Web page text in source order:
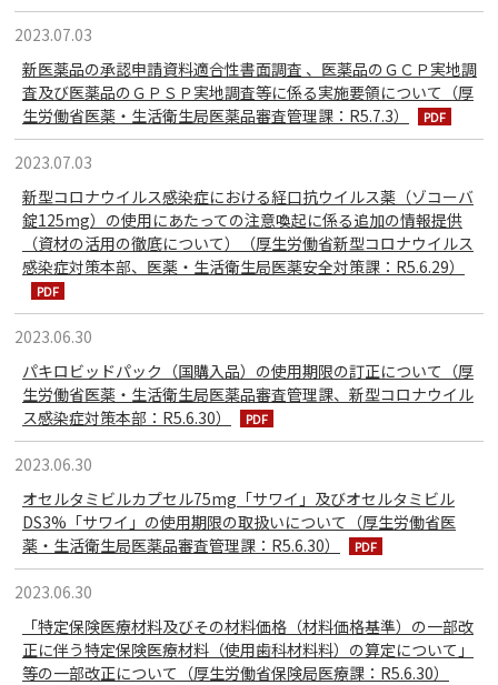
2023.07.03
新医薬品の承認申請資料適合性書面調査 、医薬品のＧＣＰ実地調
査及び医薬品のＧＰＳＰ実地調査等に係る実施要領について（厚
生労働省医薬・生活衛生局医薬品審査管理課：R5.7.3）
2023.07.03
新型コロナウイルス感染症における経口抗ウイルス薬（ゾコーバ
錠125mg）の使用にあたっての注意喚起に係る追加の情報提供
（資材の活用の徹底について）（厚生労働省新型コロナウイルス
感染症対策本部、医薬・生活衛生局医薬安全対策課：R5.6.29）
2023.06.30
パキロビッドパック（国購入品）の使用期限の訂正について（厚
生労働省医薬・生活衛生局医薬品審査管理課、新型コロナウイル
ス感染症対策本部：R5.6.30）
2023.06.30
オセルタミビルカプセル75mg「サワイ」及びオセルタミビル
DS3%「サワイ」の使用期限の取扱いについて（厚生労働省医
薬・生活衛生局医薬品審査管理課：R5.6.30）
2023.06.30
「特定保険医療材料及びその材料価格（材料価格基準）の一部改
正に伴う特定保険医療材料（使用歯科材料料）の算定について」
等の一部改正について（厚生労働省保険局医療課：R5.6.30）